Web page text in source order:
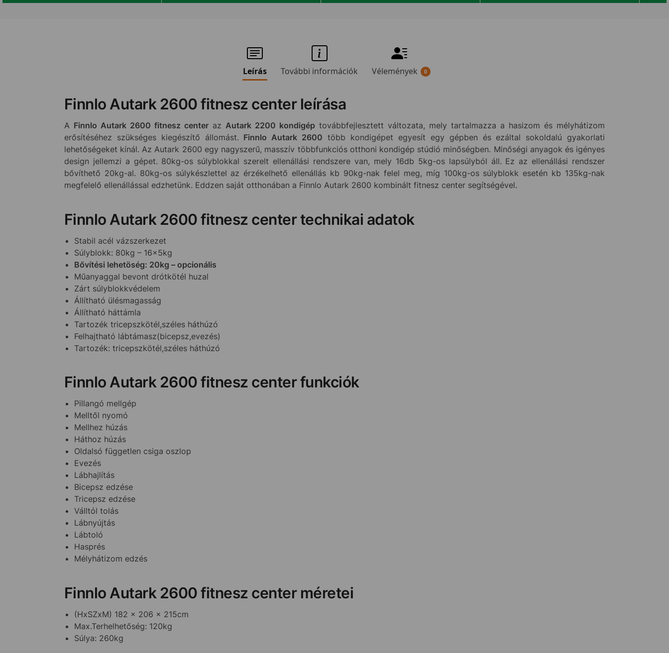
Leírás További információk Vélemények 0
Finnlo Autark 2600 fitnesz center leírása
A Finnlo Autark 2600 fitnesz centeraz Autark 2200 kondigép továbbfejlesztett változata, mely tartalmazza a hasizom és mélyhátizom
erősítéséhez szükséges kiegészítő állomást. Finnlo Autark 2600 több kondigépet egyesít egy gépben és ezáltal sokoldalú gyakorlati
lehetőségeket kínál. Az Autark 2600 egy nagyszerű, masszív többfunkciós otthoni kondigép stúdió minőségben. Minőségi anyagok és igényes
design jellemzi a gépet. 80kg-os súlyblokkal szerelt ellenállási rendszere van, mely 16db 5kg-os lapsúlyból áll. Ez az ellenállási rendszer
bővíthető 20kg-al. 80kg-os súlykészlettel az érzékelhető ellenállás kb 90kg-nak felel meg, míg 100kg-os súlyblokk esetén kb 135kg-nak
megfelelő ellenállással edzhetünk. Eddzen saját otthonában a Finnlo Autark 2600 kombinált fitnesz center segítségével.
Finnlo Autark 2600 fitnesz center technikai adatok
Stabil acél vázszerkezet
Súlyblokk: 80kg – 16x5kg
Bővítési lehetöség: 20kg – opcionális
Műanyaggal bevont drótkötél huzal
Zárt súlyblokkvédelem
Állítható ülésmagasság
Állítható háttámla
Tartozék tricepszkötél,széles háthúzó
Felhajtható lábtámasz(bicepsz,evezés)
Tartozék: tricepszkötél,széles háthúzó
Finnlo Autark 2600 fitnesz center funkciók
Pillangó mellgép
Melltől nyomó
Mellhez húzás
Háthoz húzás
Oldalsó független csiga oszlop
Evezés
Lábhajlítás
Bicepsz edzése
Tricepsz edzése
Válltól tolás
Lábnyújtás
Lábtoló
Hasprés
Mélyhátizom edzés
Finnlo Autark 2600 fitnesz center méretei
(HxSZxM) 182 x 206 x 215cm
Max.Terhelhetőség: 120kg
Súlya: 260kg